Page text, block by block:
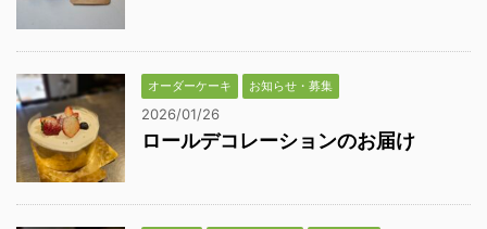
オーダーケーキ お知らせ・募集
2026/01/26
ロールデコレーションのお届け